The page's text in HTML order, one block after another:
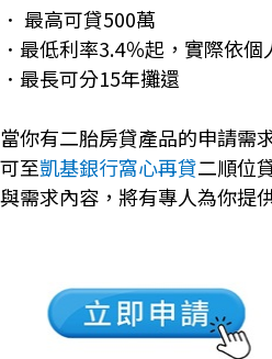
． 最高可貸500萬
．最低利率3.4％起，實際依
．最長可分15年攤還
當你有二胎房貸產品的申請需
可至凱基銀行窩心再貸二順位
與需求內容，將有專人為你提